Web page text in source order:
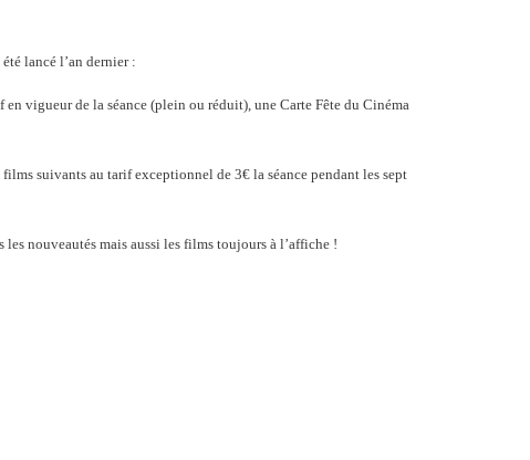
lancé l’an dernier :
en vigueur de la séance (plein ou réduit), une Carte Fête du Cinéma
suivants au tarif exceptionnel de 3€ la séance pendant les sept
nouveautés mais aussi les films toujours à l’affiche !